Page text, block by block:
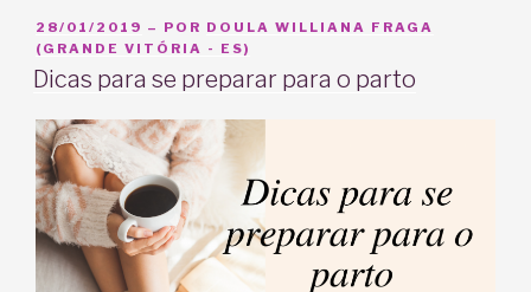
no
parto?
Ajudam
no
trabalho
de
parto?”
PUBLICADO
EM
28/01/2019 – POR DOULA WILLIANA FRAGA
(GRANDE VITÓRIA - ES)
Dicas para se preparar para o parto